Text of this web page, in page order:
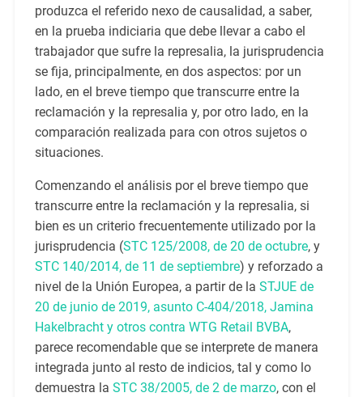
produzca el referido nexo de causalidad, a saber,
en la prueba indiciaria que debe llevar a cabo el
trabajador que sufre la represalia, la jurisprudencia
se fija, principalmente, en dos aspectos: por un
lado, en el breve tiempo que transcurre entre la
reclamación y la represalia y, por otro lado, en la
comparación realizada para con otros sujetos o
situaciones.
Comenzando el análisis por el breve tiempo que
transcurre entre la reclamación y la represalia, si
bien es un criterio frecuentemente utilizado por la
jurisprudencia (STC 125/2008, de 20 de octubre, y
STC 140/2014, de 11 de septiembre) y reforzado a
nivel de la Unión Europea, a partir de la STJUE de
20 de junio de 2019, asunto C-404/2018, Jamina
Hakelbracht y otros contra WTG Retail BVBA,
parece recomendable que se interprete de manera
integrada junto al resto de indicios, tal y como lo
demuestra la STC 38/2005, de 2 de marzo, con el